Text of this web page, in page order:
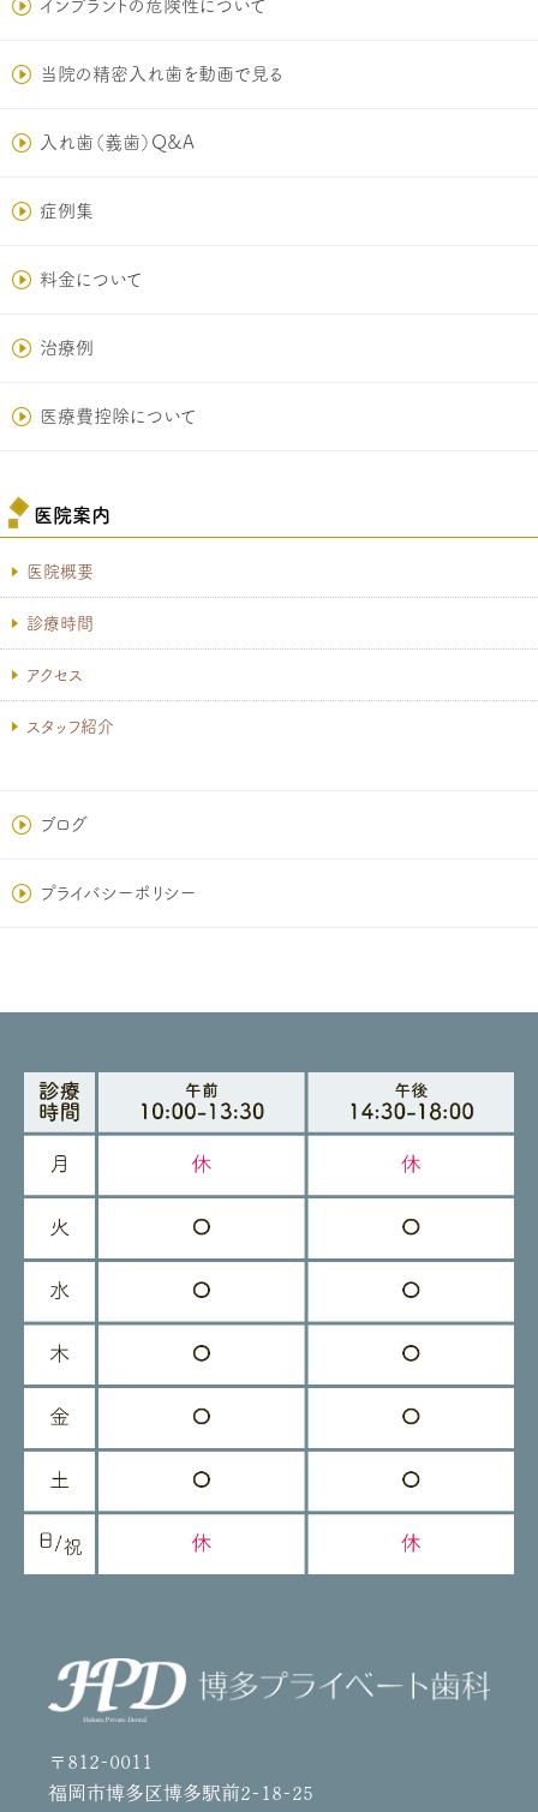
インプラントの危険性について
当院の精密入れ歯を動画で見る
入れ歯（義歯）Q&A
症例集
料金について
治療例
医療費控除について
医院案内
医院概要
診療時間
アクセス
スタッフ紹介
ブログ
プライバシーポリシー
〒812-0011
福岡市博多区博多駅前2-18-25